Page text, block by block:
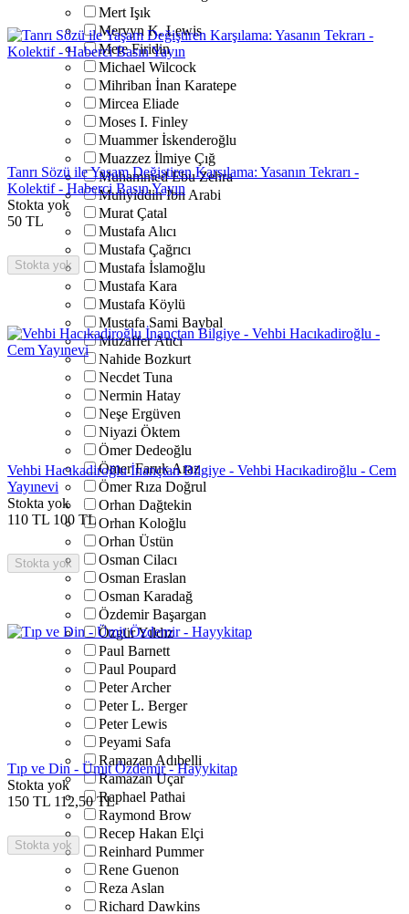
Mert Işık
Mervyn K. Lewis
Mete Firidin
Michael Wilcock
Mihriban İnan Karatepe
Mircea Eliade
Moses I. Finley
Muammer İskenderoğlu
Muazzez İlmiye Çığ
Muhammed Ebu Zehra
Muhyiddin İbn Arabi
Murat Çatal
Mustafa Alıcı
Mustafa Çağrıcı
Mustafa İslamoğlu
Mustafa Kara
Mustafa Köylü
Mustafa Sami Baybal
Muzaffer Atıcı
Nahide Bozkurt
Necdet Tuna
Nermin Hatay
Neşe Ergüven
Niyazi Öktem
Ömer Dedeoğlu
Ömer Faruk Araz
Ömer Rıza Doğrul
Orhan Dağtekin
Orhan Koloğlu
Orhan Üstün
Osman Cilacı
Osman Eraslan
Osman Karadağ
Özdemir Başargan
Özgür Yıldız
Paul Barnett
Paul Poupard
Peter Archer
Peter L. Berger
Peter Lewis
Peyami Safa
Ramazan Adıbelli
Ramazan Uçar
Raphael Pathai
Raymond Brow
Recep Hakan Elçi
Reinhard Pummer
Rene Guenon
Reza Aslan
Richard Dawkins
Tanrı Sözü ile Yaşam Değiştiren Karşılama: Yasanın Tekrarı -
Kolektif - Haberci Basın Yayın
Stokta yok
50 TL
Stokta yok
Vehbi Hacıkadiroğlu İnançtan Bilgiye - Vehbi Hacıkadiroğlu - Cem
Yayınevi
Stokta yok
110 TL 100 TL
Stokta yok
Tıp ve Din - Ümit Özdemir - Hayykitap
Stokta yok
150 TL 112,50 TL
Stokta yok